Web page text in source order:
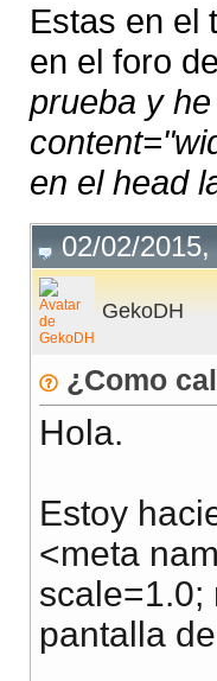
Estas en el
en el foro
prueba y
en el head
02/02/2015,
GekoDH
¿Como
Hola.
Estoy
<meta
scale=1.0;
pantalla